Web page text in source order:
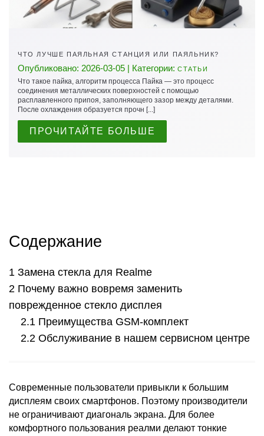
ЧТО ЛУЧШЕ ПАЯЛЬНАЯ СТАНЦИЯ ИЛИ ПАЯЛЬНИК?
Опубликовано: 2026-03-05 | Категории: СТАТЬИ
Что такое пайка, алгоритм процесса Пайка — это процесс
соединения металлических поверхностей с помощью
расплавленного припоя, заполняющего зазор между деталями.
После охлаждения образуется прочн [...]
ПРОЧИТАЙТЕ БОЛЬШЕ
Содержание
Замена стекла для Realme
Почему важно вовремя заменить
поврежденное стекло дисплея
Преимущества GSM-комплект
Обслуживание в нашем сервисном центре
Современные пользователи привыкли к большим
дисплеям своих смартфонов. Поэтому производители
не ограничивают диагональ экрана. Для более
комфортного пользования реалми делают тонкие